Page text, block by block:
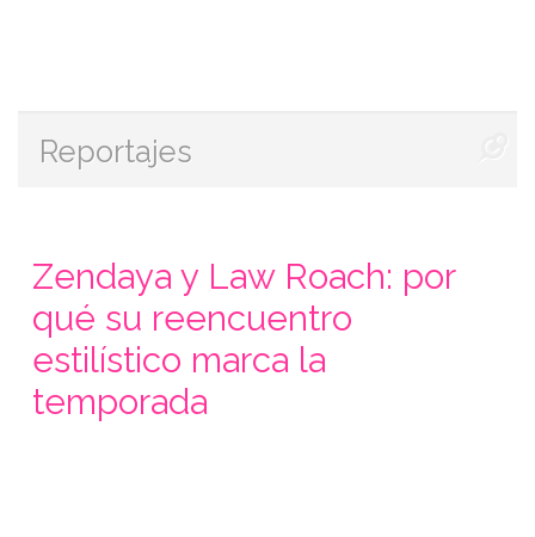
Reportajes
Zendaya y Law Roach: por
qué su reencuentro
estilístico marca la
temporada